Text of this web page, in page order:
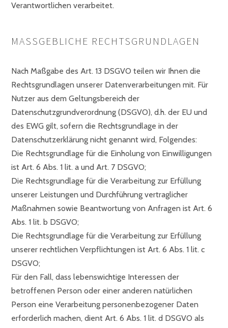
Verantwortlichen verarbeitet.
MASSGEBLICHE RECHTSGRUNDLAGEN
Nach Maßgabe des Art. 13 DSGVO teilen wir Ihnen die
Rechtsgrundlagen unserer Datenverarbeitungen mit. Für
Nutzer aus dem Geltungsbereich der
Datenschutzgrundverordnung (DSGVO), d.h. der EU und
des EWG gilt, sofern die Rechtsgrundlage in der
Datenschutzerklärung nicht genannt wird, Folgendes:
Die Rechtsgrundlage für die Einholung von Einwilligungen
ist Art. 6 Abs. 1 lit. a und Art. 7 DSGVO;
Die Rechtsgrundlage für die Verarbeitung zur Erfüllung
unserer Leistungen und Durchführung vertraglicher
Maßnahmen sowie Beantwortung von Anfragen ist Art. 6
Abs. 1 lit. b DSGVO;
Die Rechtsgrundlage für die Verarbeitung zur Erfüllung
unserer rechtlichen Verpflichtungen ist Art. 6 Abs. 1 lit. c
DSGVO;
Für den Fall, dass lebenswichtige Interessen der
betroffenen Person oder einer anderen natürlichen
Person eine Verarbeitung personenbezogener Daten
erforderlich machen, dient Art. 6 Abs. 1 lit. d DSGVO als